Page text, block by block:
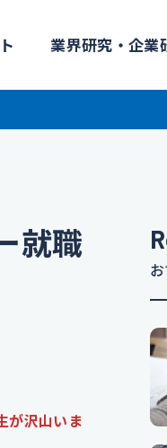
業界研究・企業
就職
が沢山いま